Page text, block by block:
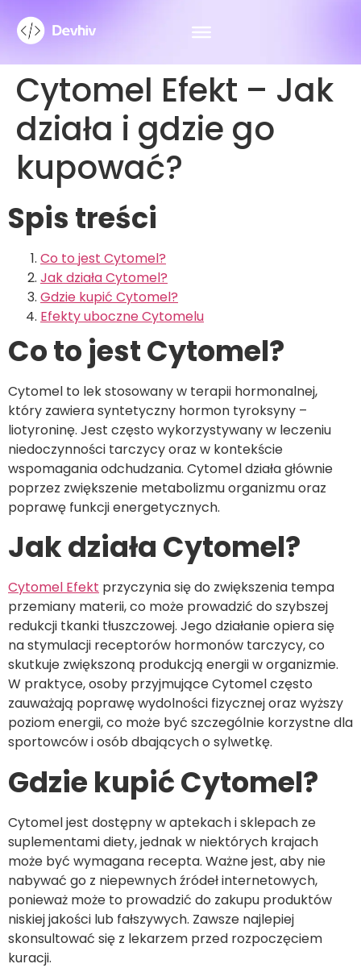
Cytomel Efekt – Jak
działa i gdzie go
kupować?
Spis treści
Co to jest Cytomel?
Jak działa Cytomel?
Gdzie kupić Cytomel?
Efekty uboczne Cytomelu
Co to jest Cytomel?
Cytomel to lek stosowany w terapii hormonalnej,
który zawiera syntetyczny hormon tyroksyny –
liotyroninę. Jest często wykorzystywany w leczeniu
niedoczynności tarczycy oraz w kontekście
wspomagania odchudzania. Cytomel działa głównie
poprzez zwiększenie metabolizmu organizmu oraz
poprawę funkcji energetycznych.
Jak działa Cytomel?
Cytomel Efekt przyczynia się do zwiększenia tempa
przemiany materii, co może prowadzić do szybszej
redukcji tkanki tłuszczowej. Jego działanie opiera się
na stymulacji receptorów hormonów tarczycy, co
skutkuje zwiększoną produkcją energii w organizmie.
W praktyce, osoby przyjmujące Cytomel często
zauważają poprawę wydolności fizycznej oraz wyższy
poziom energii, co może być szczególnie korzystne dla
sportowców i osób dbających o sylwetkę.
Gdzie kupić Cytomel?
Cytomel jest dostępny w aptekach i sklepach ze
suplementami diety, jednak w niektórych krajach
może być wymagana recepta. Ważne jest, aby nie
nabywać go z niepewnych źródeł internetowych,
ponieważ może to prowadzić do zakupu produktów
niskiej jakości lub fałszywych. Zawsze najlepiej
skonsultować się z lekarzem przed rozpoczęciem
kuracji.